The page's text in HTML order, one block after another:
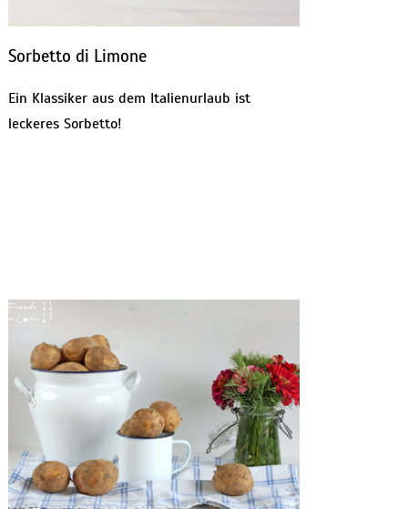
Sorbetto di Limone
Ein Klassiker aus dem Italienurlaub ist
leckeres Sorbetto!